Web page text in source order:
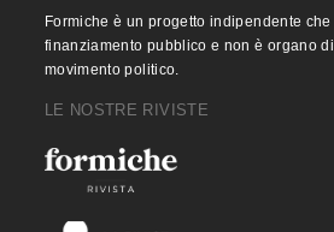
Formiche è un progetto indipendente
finanziamento pubblico e non è organo
movimento politico.
LE NOSTRE RIVISTE